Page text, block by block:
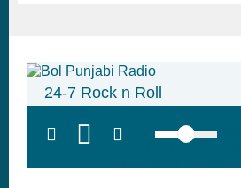
24-7 Rock n Roll
height:28px;